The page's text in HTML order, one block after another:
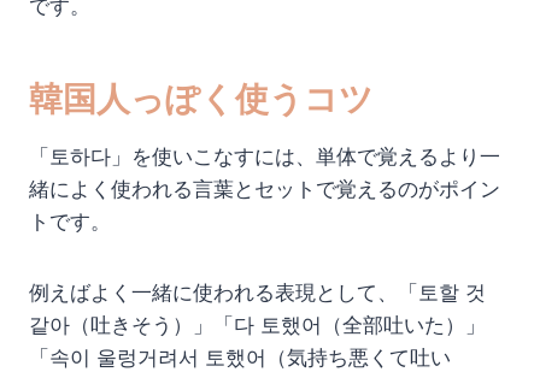
です。
韓国人っぽく使うコツ
「토하다」を使いこなすには、単体で覚えるより一
緒によく使われる言葉とセットで覚えるのがポイン
トです。
例えばよく一緒に使われる表現として、「토할 것
같아（吐きそう）」「다 토했어（全部吐いた）」
「속이 울렁거려서 토했어（気持ち悪くて吐い